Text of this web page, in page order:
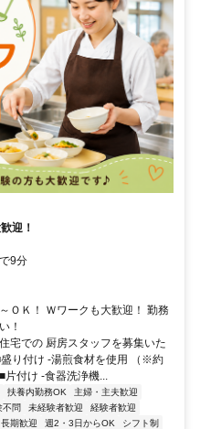
迎！
9分
ＯＫ！ Ｗワークも大歓迎！ 勤務
！
宅での 厨房スタッフを募集いた
り付け -湯煎食材を使用 （※約
付け -食器洗浄機...
扶養内勤務OK
主婦・主夫歓迎
不問 未経験者歓迎
経験者歓迎
長期歓迎 週2・3日からOK シフト制